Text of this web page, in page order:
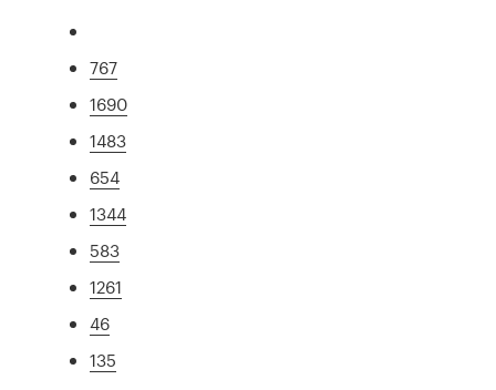
767
1690
1483
654
1344
583
1261
46
135